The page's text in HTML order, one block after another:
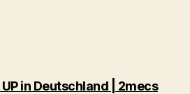
in Deutschland | 2mecssagt: